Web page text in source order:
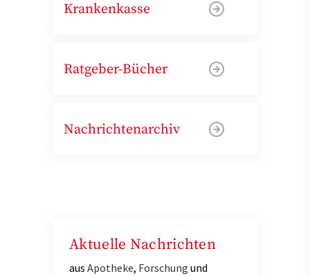
Krankenkasse
Ratgeber-Bücher
Nachrichtenarchiv
Aktuelle Nachrichten
aus Apotheke, Forschung und